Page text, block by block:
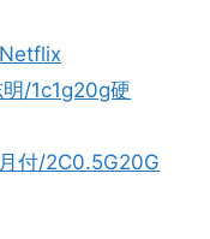
/1c1g20g硬
付/2C0.5G20G